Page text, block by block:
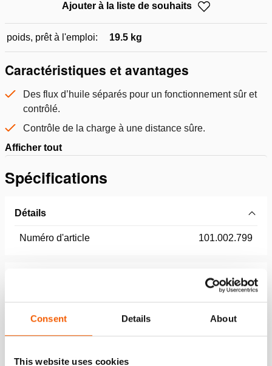
Consent Details About
This website uses cookies
Ajouter à la liste de souhaits
poids, prêt à l'emploi: 19.5 kg
Caractéristiques et avantages
Des flux d’huile séparés pour un fonctionnement sûr et
contrôlé.
Contrôle de la charge à une distance sûre.
Afficher tout
Spécifications
Détails
Numéro d'article 101.002.799
modèle HCT 4V